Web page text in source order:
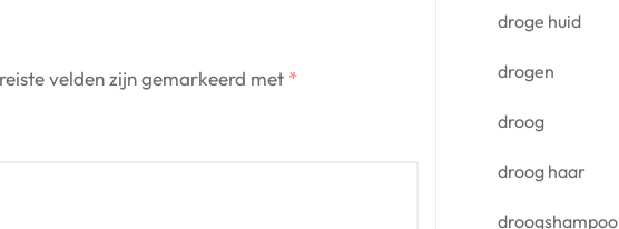
velden zijn gemarkeerd met *
droge huid
drogen
droog
droog haar
droogshampoo